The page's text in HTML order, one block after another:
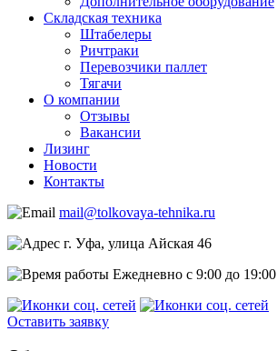
Складская техника
Штабелеры
Ричтраки
Перевозчики паллет
Тягачи
О компании
Отзывы
Вакансии
Лизинг
Новости
Контакты
mail@tolkovaya-tehnika.ru
г. Уфа, улица Айская 46
Ежедневно с 9:00 до 19:00
Оставить заявку